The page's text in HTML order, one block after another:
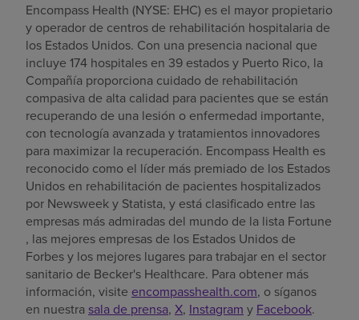
Encompass Health (NYSE: EHC) es el mayor propietario
y operador de centros de rehabilitación hospitalaria de
los Estados Unidos. Con una presencia nacional que
incluye 174 hospitales en 39 estados y Puerto Rico, la
Compañía proporciona cuidado de rehabilitación
compasiva de alta calidad para pacientes que se están
recuperando de una lesión o enfermedad importante,
con tecnología avanzada y tratamientos innovadores
para maximizar la recuperación. Encompass Health es
reconocido como el líder más premiado de los Estados
Unidos en rehabilitación de pacientes hospitalizados
por Newsweek y Statista, y está clasificado entre las
empresas más admiradas del mundo de la lista Fortune
, las mejores empresas de los Estados Unidos de
Forbes y los mejores lugares para trabajar en el sector
sanitario de Becker's Healthcare. Para obtener más
información, visite encompasshealth.com, o síganos
en nuestra sala de prensa, X, Instagram y Facebook.